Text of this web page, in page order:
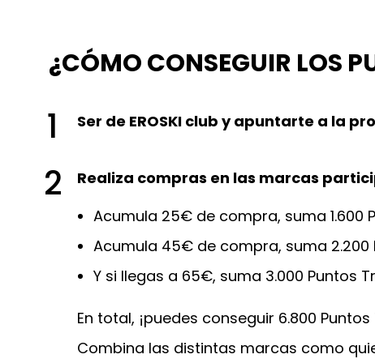
¿CÓMO CONSEGUIR LOS
1 Ser de EROSKI club y apuntarte a la
2
Realiza compras en las marcas
Acumula 25€ de compra, suma 1.600
Acumula 45€ de compra, suma 2.200
Y si llegas a 65€, suma 3.000 Puntos
En total, ¡puedes conseguir 6.800 Puntos
Combina las distintas marcas como